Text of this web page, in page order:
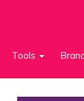
Tools